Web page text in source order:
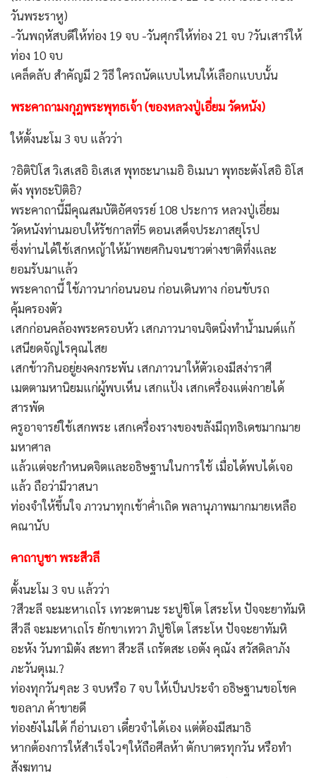
วันพระราหู)
-วันพฤหัสบดีให้ท่อง 19 จบ -วันศุกร์ให้ท่อง 21 จบ ?วันเสาร์ให้
ท่อง 10 จบ
เคล็ดลับ สำคัญมี 2 วิธี ใครถนัดแบบไหนให้เลือกแบบนั้น
พระคาถามงกุฎพระพุทธเจ้า (ของหลวงปู่เอี่ยม วัดหนัง)
ให้ตั้งนะโม 3 จบ แล้วว่า
?อิติปิโส วิเสเสอิ อิเสเส พุทธะนาเมอิ อิเมนา พุทธะตังโสอิ อิโส
ตัง พุทธะปิติอิ?
พระคาถานี้มีคุณสมบัติอัศจรรย์ 108 ประการ หลวงปู่เอี่ยม
วัดหนังท่านมอบให้รัชกาลที่5 ตอนเสด็จประภาสยุโรป
ซึ่งท่านได้ใช้เสกหญ้าให้ม้าพยศกินจนชาวต่างชาติทึ่งและ
ยอมรับมาแล้ว
พระคาถานี้ ใช้ภาวนาก่อนนอน ก่อนเดินทาง ก่อนขับรถ
คุ้มครองตัว
เสกก่อนคล้องพระครอบหัว เสกภาวนาจนจิตนิ่งทำน้ำมนต์แก้
เสนียดจัญไรคุณไสย
เสกข้าวกินอยู่ยงคงกระพัน เสกภาวนาให้ตัวเองมีสง่าราศี
เมตตามหานิยมแก่ผู้พบเห็น เสกแป้ง เสกเครื่องแต่งกายได้
สารพัด
ครูอาจารย์ใช้เสกพระ เสกเครื่องรางของขลังมีฤทธิเดชมากมาย
มหาศาล
แล้วแต่จะกำหนดจิตและอธิษฐานในการใช้ เมื่อได้พบได้เจอ
แล้ว ถือว่ามีวาสนา
ท่องจำให้ขึ้นใจ ภาวนาทุกเช้าค่ำเถิด พลานุภาพมากมายเหลือ
คณานับ
คาถาบูชา พระสีวลี
ตั้งนะโม 3 จบ แล้วว่า
?สีวะลี จะมะหาเถโร เทวะตานะ ระปูชิโต โสระโห ปัจจะยาทัมหิ
สีวลี จะมะหาเถโร ยักขาเทวา ภิปูชิโต โสระโห ปัจจะยาทัมหิ
อะหัง วันทามิตัง สะทา สีวะลี เถรัตสะ เอตัง คุณัง สวัสดิลาภัง
ภะวันตุเม.?
ท่องทุกวันๆละ 3 จบหรือ 7 จบ ให้เป็นประจำ อธิษฐานขอโชค
ขอลาภ ค้าขายดี
ท่องยังไม่ได้ ก็อ่านเอา เดี๋ยวจำได้เอง แต่ต้องมีสมาธิ
หากต้องการให้สำเร็จไวๆให้ถือศีลห้า ตักบาตรทุกวัน หรือทำ
สังฆทาน